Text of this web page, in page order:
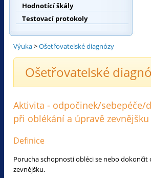
Hodnotící škály
Testovací protokoly
Výuka>Ošetřovatelské diagnózy
Ošetřovatelské
Aktivita - odpočinek/sebepéče/
při oblékání a úpravě zevnějšku
Definice
Porucha schopnosti obléci se nebo
zevnějšku.